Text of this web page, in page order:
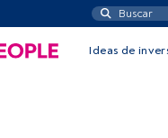
Ideas de